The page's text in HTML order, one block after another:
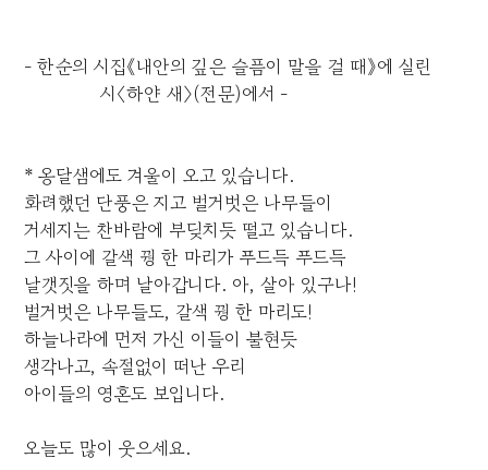
- 한순의 시집《내안의 깊은 슬픔이 말을 걸 때》에 실린
시〈하얀 새〉(전문)에서 -
* 옹달샘에도 겨울이 오고 있습니다.
화려했던 단풍은 지고 벌거벗은 나무들이
거세지는 찬바람에 부딪치듯 떨고 있습니다.
그 사이에 갈색 꿩 한 마리가 푸드득 푸드득
날갯짓을 하며 날아갑니다. 아, 살아 있구나!
벌거벗은 나무들도, 갈색 꿩 한 마리도!
하늘나라에 먼저 가신 이들이 불현듯
생각나고, 속절없이 떠난 우리
아이들의 영혼도 보입니다.
오늘도 많이 웃으세요.